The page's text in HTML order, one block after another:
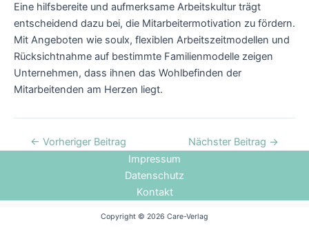
Eine hilfsbereite und aufmerksame Arbeitskultur trägt
entscheidend dazu bei, die Mitarbeitermotivation zu fördern.
Mit Angeboten wie soulx, flexiblen Arbeitszeitmodellen und
Rücksichtnahme auf bestimmte Familienmodelle zeigen
Unternehmen, dass ihnen das Wohlbefinden der
Mitarbeitenden am Herzen liegt.
← Vorheriger Beitrag Nächster Beitrag →
Impressum
Datenschutz
Kontakt
Copyright © 2026 Care-Verlag